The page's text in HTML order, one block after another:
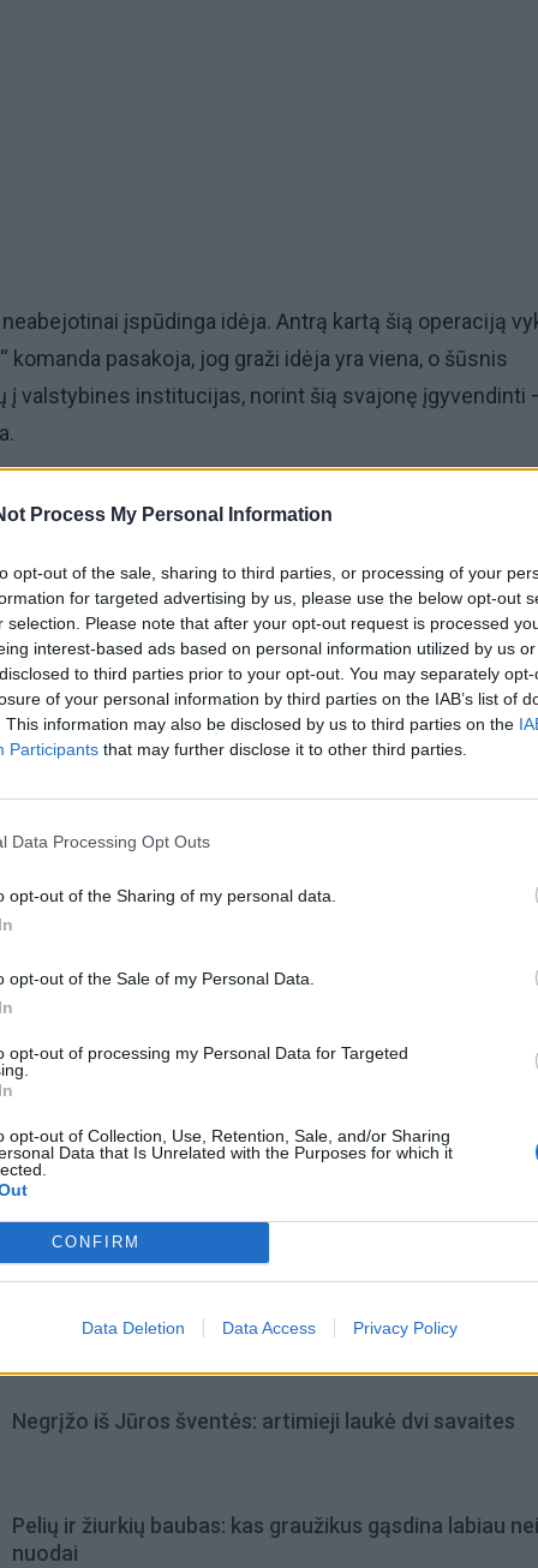
Process My Personal Information
opt-out of the sale, sharing to third parties, or processing of your
for targeted advertising by us, please use the below opt-out
selection. Please note that after your opt-out request is processed
interest-based ads based on personal information utilized by us
to third parties prior to your opt-out. You may separately
of your personal information by third parties on the IAB’s list of
This information may also be disclosed by us to third parties on the
Participants that may further disclose it to other third parties.
Data Processing Opt Outs
opt-out of the Sharing of my personal data.
opt-out of the Sale of my Personal Data.
opt-out of processing my Personal Data for Targeted
opt-out of Collection, Use, Retention, Sale, and/or Sharing
Data that Is Unrelated with the Purposes for which it
CONFIRM
Data Deletion Data Access Privacy Policy
įspūdinga idėja. Antrą kartą šią operaciją
komanda pasakoja, jog graži idėja yra viena, o šūsnis
į valstybines institucijas, norint šią svajonę įgyvendinti
ir jie turi būti suderinti tarpusavyje. Tada ir prasideda
- pasakoja vienas iš renginio organizatorių Vytautas
iš savivaldybės, eismo sustabdymo leidimas iš policijos,
bei ugniagesiais, viešojo transporto nukreipimo
varstyti iš naujo, o mes tai jau ir taip darome
dalinasi Vytautas.
Negrįžo iš Jūros šventės: artimieji laukė dvi savaites
Pelių ir žiurkių baubas: kas graužikus gąsdina labiau nei
nuodai